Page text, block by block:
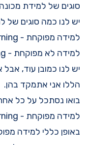
סוגים של למידת מכונה
יש לנו כמה סוגים של
למידה מפוקחת - supervised learning
למידה לא מפוקחת - unsupervised learning
יש לנו כמובן עוד,
הללו אני אתמקד בהן.
בואו נסתכל על כל
למידה מפוקחת - Supervised Learning
באופן כללי למידה